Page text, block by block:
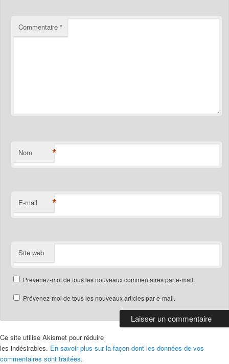
Commentaire*
Nom *
E-mail *
Site web
Prévenez-moi de tous les nouveaux commentaires par e-mail.
Prévenez-moi de tous les nouveaux articles par e-mail.
Ce site utilise Akismet pour réduire
les indésirables. En savoir plus sur la façon dont les données de vos
commentaires sont traitées.